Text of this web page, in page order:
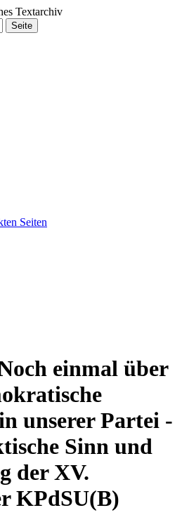
Textarchiv
Seiten
einmal über
unserer Partei -
Sinn und
der XV.
KPdSU(B)